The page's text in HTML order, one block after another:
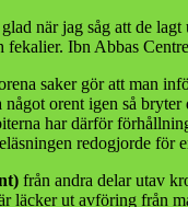
när jag såg att de lagt
Ibn Abbas
saker gör att man
orent igen så
har därför
redogjorde
från andra delar utav
läcker ut avföring från